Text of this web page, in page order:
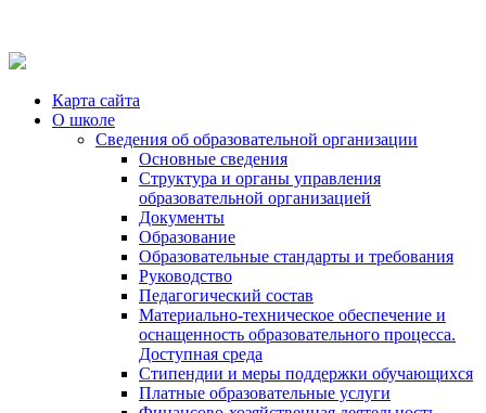
Карта сайта
О школе
Сведения об образовательной организации
Основные сведения
Структура и органы управления
образовательной организацией
Документы
Образование
Образовательные стандарты и требования
Руководство
Педагогический состав
Материально-техническое обеспечение и
оснащенность образовательного процесса.
Доступная среда
Стипендии и меры поддержки обучающихся
Платные образовательные услуги